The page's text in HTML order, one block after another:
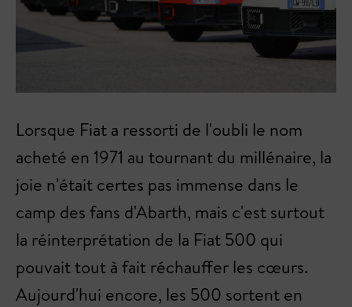
Lorsque Fiat a ressorti de l'oubli le nom
acheté en 1971 au tournant du millénaire, la
joie n'était certes pas immense dans le
camp des fans d'Abarth, mais c'est surtout
la réinterprétation de la Fiat 500 qui
pouvait tout à fait réchauffer les cœurs.
Aujourd'hui encore, les 500 sortent en